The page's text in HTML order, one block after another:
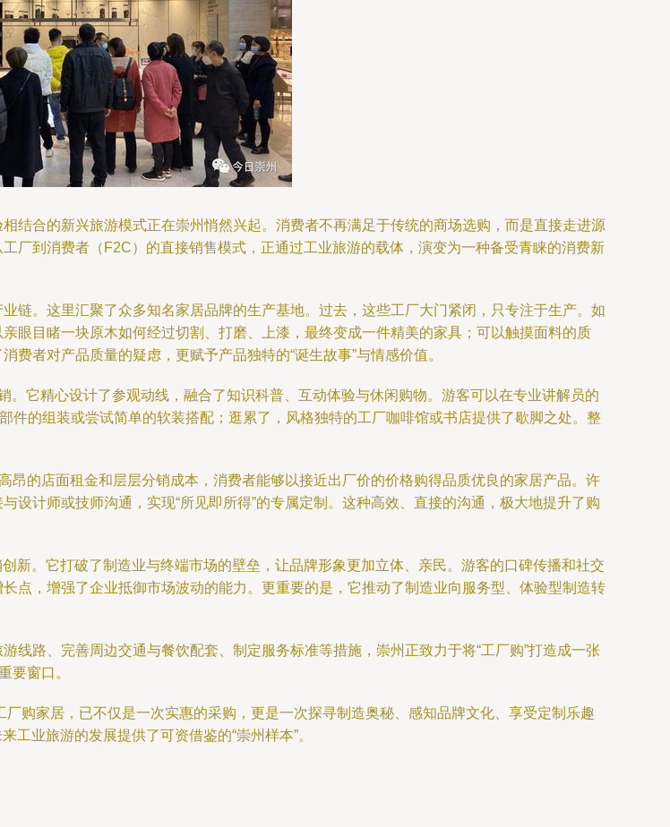
结合的新兴旅游模式正在崇州悄然兴起。消费者不再满足于传统的商场选购，而是直接走进源
厂到消费者（F2C）的直接销售模式，正通过工业旅游的载体，演变为一种备受青睐的消费新
链。这里汇聚了众多知名家居品牌的生产基地。过去，这些工厂大门紧闭，只专注于生产。如
眼目睹一块原木如何经过切割、打磨、上漆，最终变成一件精美的家具；可以触摸面料的质
者对产品质量的疑虑，更赋予产品独特的“诞生故事”与情感价值。
。它精心设计了参观动线，融合了知识科普、互动体验与休闲购物。游客可以在专业讲解员的
的组装或尝试简单的软装搭配；逛累了，风格独特的工厂咖啡馆或书店提供了歇脚之处。整
昂的店面租金和层层分销成本，消费者能够以接近出厂价的价格购得品质优良的家居产品。许
设计师或技师沟通，实现“所见即所得”的专属定制。这种高效、直接的沟通，极大地提升了购
新。它打破了制造业与终端市场的壁垒，让品牌形象更加立体、亲民。游客的口碑传播和社交
点，增强了企业抵御市场波动的能力。更重要的是，它推动了制造业向服务型、体验型制造转
线路、完善周边交通与餐饮配套、制定服务标准等措施，崇州正致力于将“工厂购”打造成一张
要窗口。
厂购家居，已不仅是一次实惠的采购，更是一次探寻制造奥秘、感知品牌文化、享受定制乐趣
业旅游的发展提供了可资借鉴的“崇州样本”。